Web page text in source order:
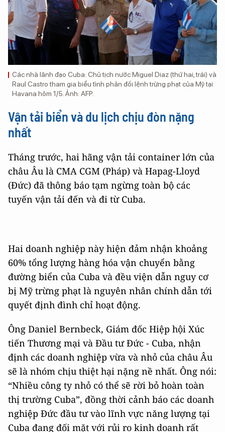
Các nhà lãnh đạo Cuba: Chủ tịch nước Miguel Diaz (thứ hai, trái) và
Raul Castro tham gia biểu tình phản đối lệnh trừng phạt của Mỹ tại
Havana hôm 1/5. Ảnh: AFP.
Vận tải biển và du lịch chịu đòn nặng
nhất
Tháng trước, hai hãng vận tải container lớn của
châu Âu là CMA CGM (Pháp) và Hapag-Lloyd
(Đức) đã thông báo tạm ngừng toàn bộ các
tuyến vận tải đến và đi từ Cuba.
Hai doanh nghiệp này hiện đảm nhận khoảng
60% tổng lượng hàng hóa vận chuyển bằng
đường biển của Cuba và đều viện dẫn nguy cơ
bị Mỹ trừng phạt là nguyên nhân chính dẫn tới
quyết định đình chỉ hoạt động.
Ông Daniel Bernbeck, Giám đốc Hiệp hội Xúc
tiến Thương mại và Đầu tư Đức - Cuba, nhận
định các doanh nghiệp vừa và nhỏ của châu Âu
sẽ là nhóm chịu thiệt hại nặng nề nhất. Ông nói:
“Nhiều công ty nhỏ có thể sẽ rời bỏ hoàn toàn
thị trường Cuba”, đồng thời cảnh báo các doanh
nghiệp Đức đầu tư vào lĩnh vực năng lượng tại
Cuba đang đối mặt với rủi ro kinh doanh rất